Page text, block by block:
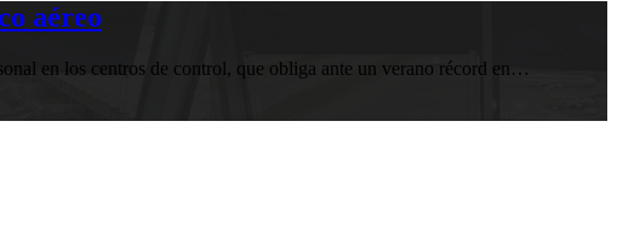
aéreo
en los centros de control, que obliga ante un verano récord en…